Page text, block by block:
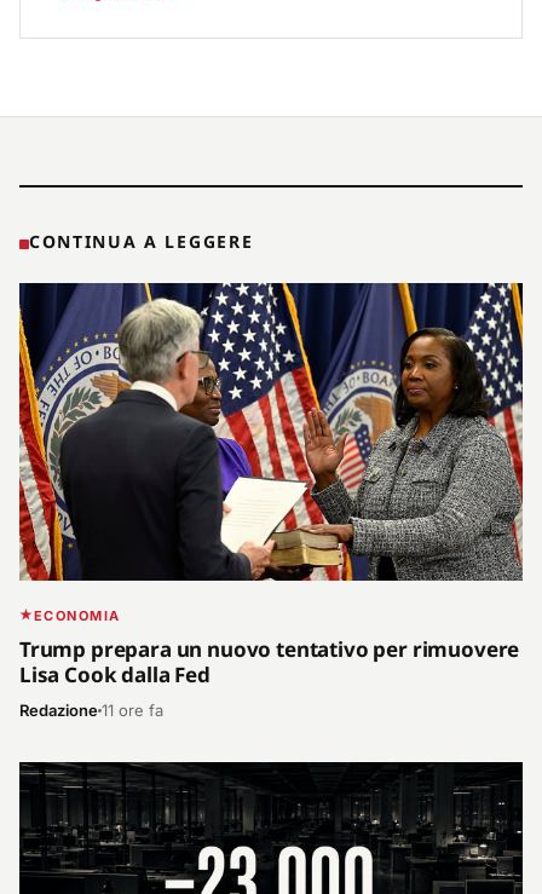
CONTINUA A LEGGERE
ECONOMIA
Trump prepara un nuovo tentativo per rimuovere
Lisa Cook dalla Fed
Redazione11 ore fa